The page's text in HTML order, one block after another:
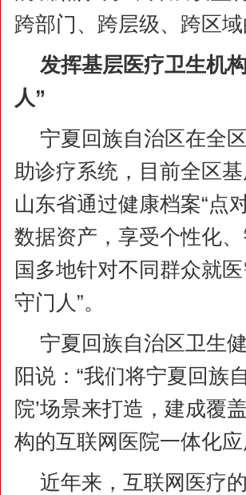
跨部门、跨层级、跨区
发挥基层医疗卫生机
人”
宁夏回族自治区在全
助诊疗系统，目前全区
山东省通过健康档案“点
数据资产，享受个性化
国多地针对不同群众就
守门人”。
宁夏回族自治区卫生
阳说：“我们将宁夏回族
院’场景来打造，建成覆
构的互联网医院一体化应
近年来，互联网医疗